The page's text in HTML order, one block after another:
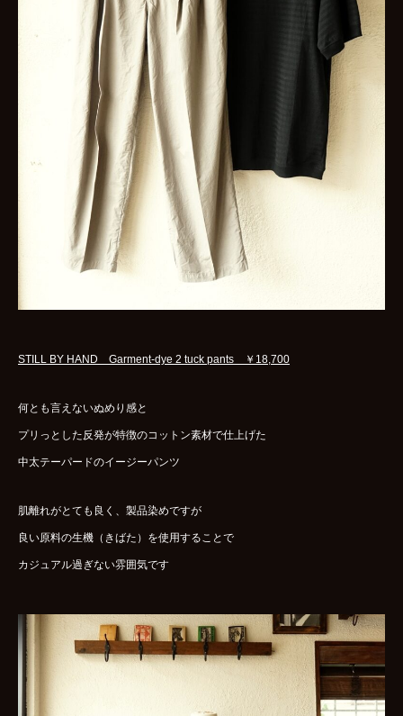
STILL BY HAND Garment-dye 2 tuck pants ￥18,700
何とも言えないぬめり感と
プリっとした反発が特徴のコットン素材で仕上げた
中太テーパードのイージーパンツ
肌離れがとても良く、製品染めですが
良い原料の生機（きばた）を使用することで
カジュアル過ぎない雰囲気です